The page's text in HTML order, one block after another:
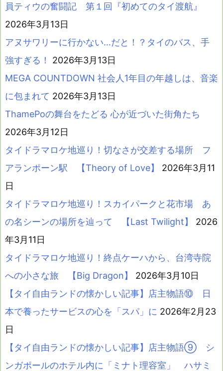
員ティウの奮闘記 第１回『初めてのタイ渡航』
2026年3月13日
アヌサワリーに行かない…だと！？タイのバス、手
強すぎる！
2026年3月13日
MEGA COUNTDOWN 社会人1年目の年越しは、音楽
に包まれて 2026年3月13日
ThamePoの舞台をたどる 心が近づいた街角たち
2026年3月12日
タイドラマロケ地巡り！切なさが交差する場所 フ
アランポーン駅 【Theory of Love】
2026年3月11
日
タイドラマロケ地巡り！スカイパークと花市場 あ
の名シーンの場所を辿って 【Last Twilight】
2026
年3月11日
タイドラマロケ地巡り！終点ケーハから、台湾寺院
への小さな旅 【Big Dragon】
2026年3月10日
【タイ自由ランドの懐かしい記事】店主物語⑩ 日
本で養ったサービスの心を「スパ」に 2026年2月23
日
【タイ自由ランドの懐かしい記事】店主物語⑨ シ
ンガポールのホテル内に「ミナト理容室」 ハサミ